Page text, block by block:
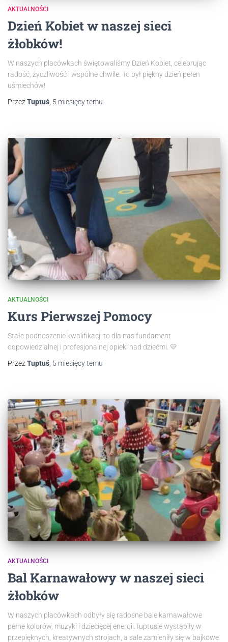
AKTUALNOŚCI
Dzień Kobiet w naszej sieci
żłobków!
W naszych placówkach świętowaliśmy Dzień Kobiet, celebrując
radość, życzliwość i wspólne chwile. To był piękny dzień pełen
uśmiechów!
PrzezTuptuś, 5 miesięcytemu
AKTUALNOŚCI
Kurs Pierwszej Pomocy
Stałe podnoszenie kwalifikacji to dla nas fundament
odpowiedzialnej i profesjonalnej opieki nad dziećmi. 💛
Przez Tuptuś 5 miesięcytemu
AKTUALNOŚCI
Bal Karnawałowy w naszej sieci
żłobków
W naszych placówkach odbyły się radosne bale karnawałowe
pełne kolorów, muzyki i dziecięcej energii.Tuptusie wystąpiły w
przepięknych, kreatywnych strojach, a sale zamieniły się w bajkowe